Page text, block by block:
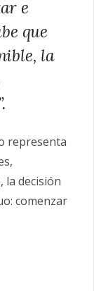
e
que
la
representa
la decisión
comenzar